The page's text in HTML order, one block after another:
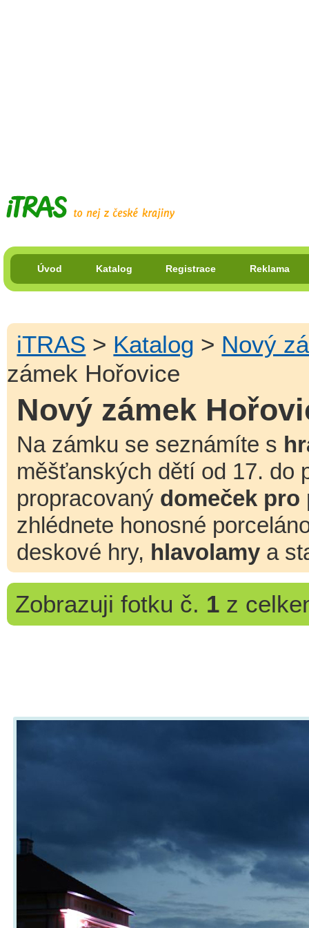
Úvod Katalog Registrace Reklama
iTRAS > Katalog > Nový
zámek Hořovice
Nový zámek
Na zámku se seznámíte s
měšťanských dětí od 17. do
propracovaný domeček pro
zhlédnete honosné
deskové hry, hlavolamya
Zobrazuji fotku č. 1z